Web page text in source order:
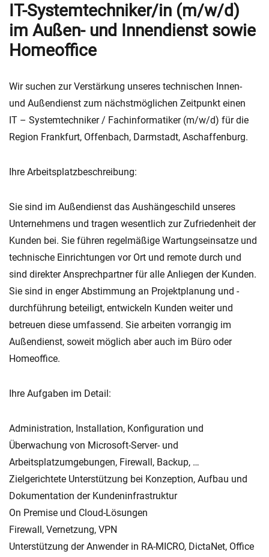
i
e
IT-Systemtechniker/in (m/w/d)
im Außen- und Innendienst sowie
Homeoffice
Wir suchen zur Verstärkung unseres technischen Innen-
und Außendienst zum nächstmöglichen Zeitpunkt einen
IT – Systemtechniker / Fachinformatiker (m/w/d) für die
Region Frankfurt, Offenbach, Darmstadt, Aschaffenburg.
Ihre Arbeitsplatzbeschreibung:
Sie sind im Außendienst das Aushängeschild unseres
Unternehmens und tragen wesentlich zur Zufriedenheit der
Kunden bei. Sie führen regelmäßige Wartungseinsatze und
technische Einrichtungen vor Ort und remote durch und
sind direkter Ansprechpartner für alle Anliegen der Kunden.
Sie sind in enger Abstimmung an Projektplanung und -
durchführung beteiligt, entwickeln Kunden weiter und
betreuen diese umfassend. Sie arbeiten vorrangig im
Außendienst, soweit möglich aber auch im Büro oder
Homeoffice.
Ihre Aufgaben im Detail:
Administration, Installation, Konfiguration und
Überwachung von Microsoft-Server- und
Arbeitsplatzumgebungen, Firewall, Backup, …
Zielgerichtete Unterstützung bei Konzeption, Aufbau und
Dokumentation der Kundeninfrastruktur
On Premise und Cloud-Lösungen
Firewall, Vernetzung, VPN
Unterstützung der Anwender in RA-MICRO, DictaNet, Office